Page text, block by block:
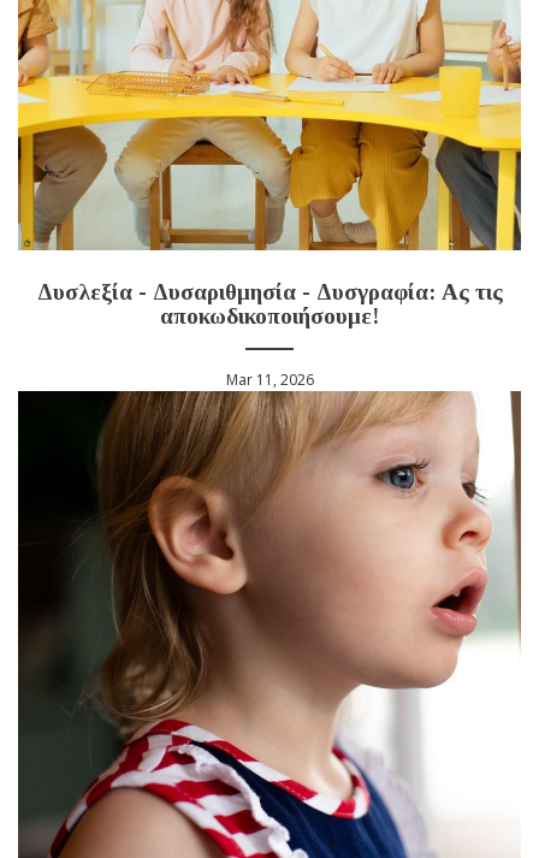
Δυσλεξία - Δυσαριθμησία - Δυσγραφία: Aς τις
αποκωδικοποιήσουμε!
Mar 11, 2026